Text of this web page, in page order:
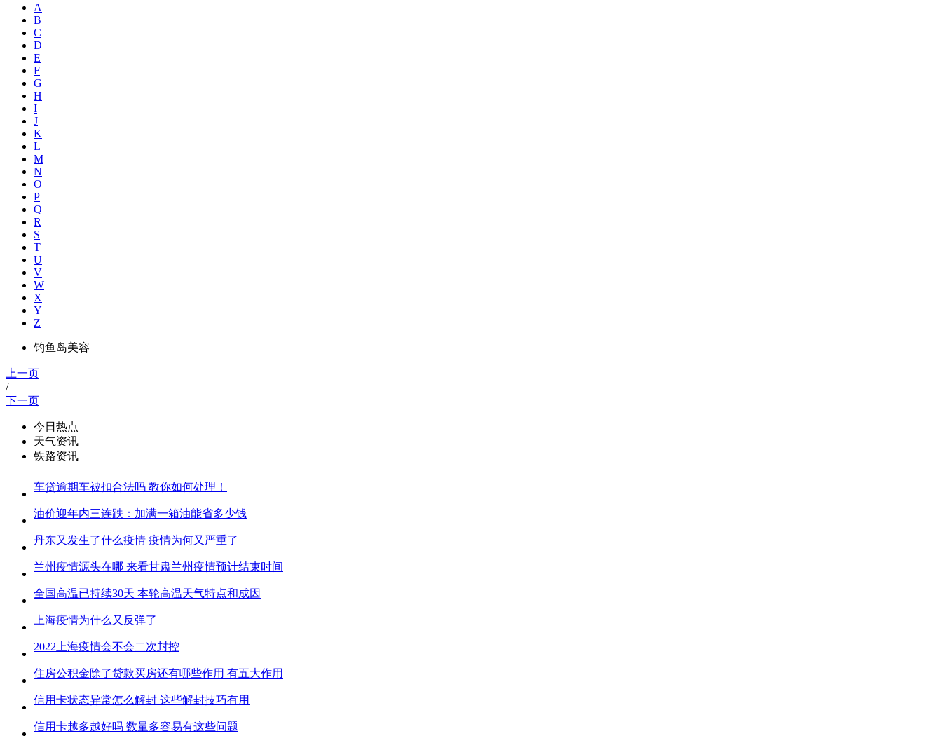
A
B
C
D
E
F
G
H
I
J
K
L
M
N
O
P
Q
R
S
T
U
V
W
X
Y
Z
钓鱼岛美容
上一页
/
下一页
今日热点
天气资讯
铁路资讯
车贷逾期车被扣合法吗 教你如何处理！
油价迎年内三连跌：加满一箱油能省多少钱
丹东又发生了什么疫情 疫情为何又严重了
兰州疫情源头在哪 来看甘肃兰州疫情预计结束时间
全国高温已持续30天 本轮高温天气特点和成因
上海疫情为什么又反弹了
2022上海疫情会不会二次封控
住房公积金除了贷款买房还有哪些作用 有五大作用
信用卡状态异常怎么解封 这些解封技巧有用
信用卡越多越好吗 数量多容易有这些问题